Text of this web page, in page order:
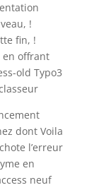
!
fin, !
en offrant
old Typo3
dont Voila
l’erreur
en
neuf